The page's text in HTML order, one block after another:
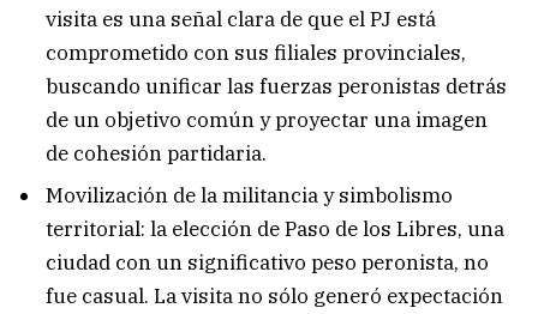
visita es una señal clara de que el PJ está
comprometido con sus filiales provinciales,
buscando unificar las fuerzas peronistas detrás
de un objetivo común y proyectar una imagen
de cohesión partidaria.
Movilización de la militancia y simbolismo
territorial: la elección de Paso de los Libres, una
ciudad con un significativo peso peronista, no
fue casual. La visita no sólo generó expectación